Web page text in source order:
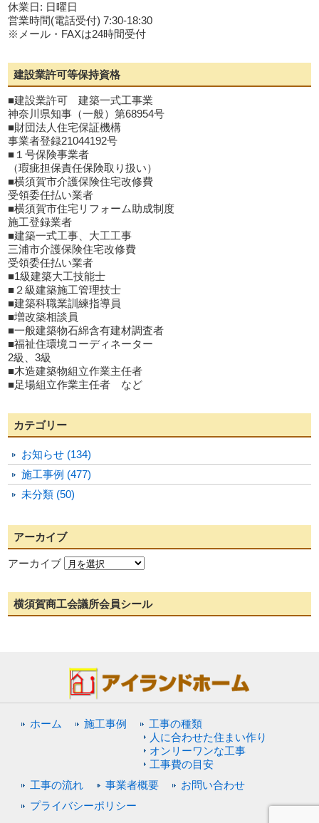
休業日: 日曜日
営業時間(電話受付) 7:30-18:30
※メール・FAXは24時間受付
建設業許可等保持資格
■建設業許可 建築一式工事業
神奈川県知事（一般）第68954号
■財団法人住宅保証機構
事業者登録21044192号
■１号保険事業者
（瑕疵担保責任保険取り扱い）
■横須賀市介護保険住宅改修費
受領委任払い業者
■横須賀市住宅リフォーム助成制度
施工登録業者
■建築一式工事、大工工事
三浦市介護保険住宅改修費
受領委任払い業者
■1級建築大工技能士
■２級建築施工管理技士
■建築科職業訓練指導員
■増改築相談員
■一般建築物石綿含有建材調査者
■福祉住環境コーディネーター
2級、3級
■木造建築物組立作業主任者
■足場組立作業主任者 など
カテゴリー
お知らせ (134)
施工事例 (477)
未分類 (50)
アーカイブ
アーカイブ
横須賀商工会議所会員シール
ホーム 施工事例
工事の種類
人に合わせた住まい作り
オンリーワンな工事
工事費の目安
工事の流れ
事業者概要
お問い合わせ
プライバシーポリシー